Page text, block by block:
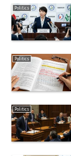
Politics
Politics
Politics